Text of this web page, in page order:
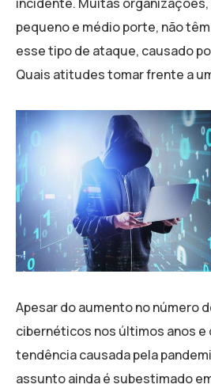
pequeno e médio porte, não
esse tipo de ataque, causado
Quais atitudes tomar frente a
Apesar do aumento no número
cibernéticos nos últimos anos e
tendência causada pela
assunto ainda é subestimado